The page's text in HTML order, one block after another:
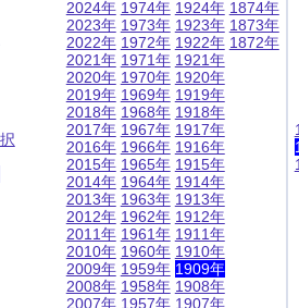
2024年
2023年
2022年
2021年
2020年
2019年
2018年
2017年
2016年
2015年
2014年
2013年
2012年
2011年
2010年
2009年
2008年
2007年
1974年
1973年
1972年
1971年
1970年
1969年
1968年
1967年
1966年
1965年
1964年
1963年
1962年
1961年
1960年
1959年
1958年
1957年
1924年
1923年
1922年
1921年
1920年
1919年
1918年
1917年
1916年
1915年
1914年
1913年
1912年
1911年
1910年
1909年
1908年
1907年
1874年
1873年
1872年